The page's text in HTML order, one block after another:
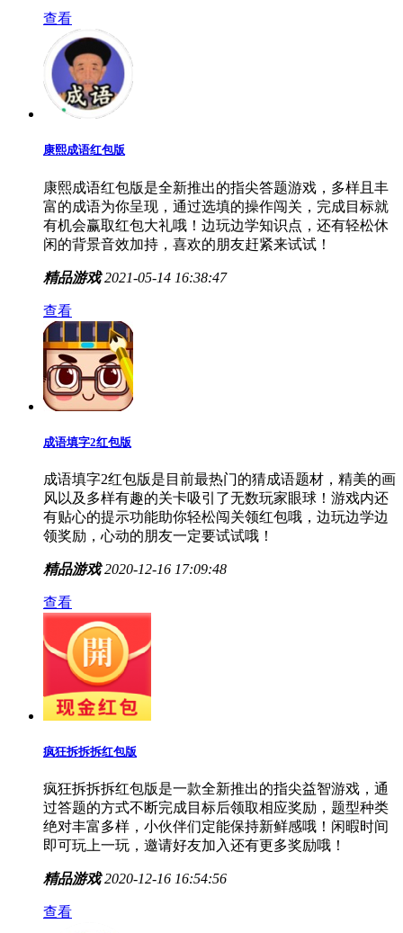
查看
康熙成语红包版
康熙成语红包版是全新推出的指尖答题游戏，多样且丰
富的成语为你呈现，通过选填的操作闯关，完成目标就
有机会赢取红包大礼哦！边玩边学知识点，还有轻松休
闲的背景音效加持，喜欢的朋友赶紧来试试！
精品游戏 2021-05-14 16:38:47
查看
成语填字2红包版
成语填字2红包版是目前最热门的猜成语题材，精美的画
风以及多样有趣的关卡吸引了无数玩家眼球！游戏内还
有贴心的提示功能助你轻松闯关领红包哦，边玩边学边
领奖励，心动的朋友一定要试试哦！
精品游戏 2020-12-16 17:09:48
查看
疯狂拆拆拆红包版
疯狂拆拆拆红包版是一款全新推出的指尖益智游戏，通
过答题的方式不断完成目标后领取相应奖励，题型种类
绝对丰富多样，小伙伴们定能保持新鲜感哦！闲暇时间
即可玩上一玩，邀请好友加入还有更多奖励哦！
精品游戏 2020-12-16 16:54:56
查看